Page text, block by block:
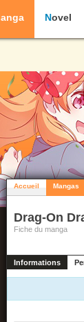
Manga Novel
Accueil Mangas
Drag-On
Fiche du manga
Informations